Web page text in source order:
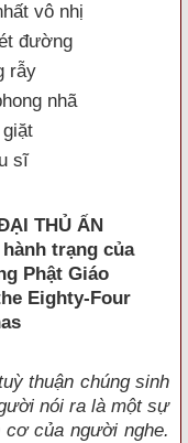
vô nhị
đường
rẫy
nhã
sĩ
THỦ ẤN
trạng của
Phật Giáo
Eighty-Four
thuận chúng sinh
nói ra là một sự
của người nghe.